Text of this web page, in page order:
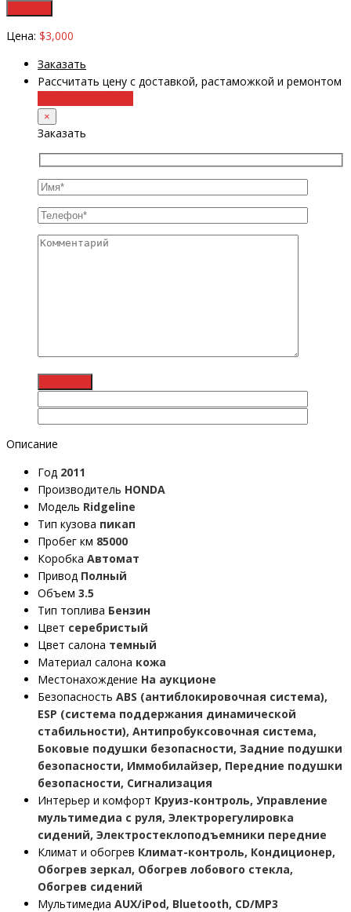
Цена: $3,000
Заказать
Рассчитать цену с доставкой, растаможкой и ремонтом
×
Заказать
Описание
Год 2011
Производитель HONDA
Модель Ridgeline
Тип кузова пикап
Пробег км 85000
Коробка Автомат
Привод Полный
Объем 3.5
Тип топлива Бензин
Цвет серебристый
Цвет салона темный
Материал салона кожа
Местонахождение На аукционе
Безопасность ABS (антиблокировочная система),
ESP (система поддержания динамической
стабильности), Антипробуксовочная система,
Боковые подушки безопасности, Задние подушки
безопасности, Иммобилайзер, Передние подушки
безопасности, Сигнализация
Интерьер и комфорт Круиз-контроль, Управление
мультимедиа с руля, Электрорегулировка
сидений, Электростеклоподъемники передние
Климат и обогрев Климат-контроль, Кондиционер,
Обогрев зеркал, Обогрев лобового стекла,
Обогрев сидений
Мультимедиа AUX/iPod, Bluetooth, CD/MP3